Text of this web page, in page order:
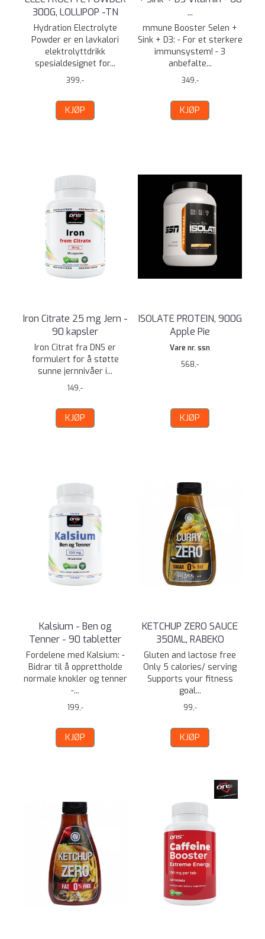
300G, LOLLIPOP -TN
Hydration Electrolyte
Powder er en lavkalori
elektrolyttdrikk
spesialdesignet for...
399,-
KJØP
...
mmune Booster Selen +
Sink + D3: - For et sterkere
immunsystem! - 3
anbefalte...
349,-
KJØP
Iron Citrate 25 mg Jern -
90 kapsler
Iron Citrat fra DNS er
formulert for å støtte
sunne jernnivåer i...
149,-
KJØP
ISOLATE PROTEIN, 900G
Apple Pie
Vare nr. ssn
568,-
KJØP
Kalsium - Ben og
Tenner - 90 tabletter
Fordelene med Kalsium: -
Bidrar til å opprettholde
normale knokler og tenner
-...
199,-
KJØP
KETCHUP ZERO SAUCE
350ML, RABEKO
Gluten and lactose free
Only 5 calories/ serving
Supports your fitness
goal...
99,-
KJØP